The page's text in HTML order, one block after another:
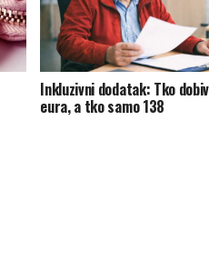
Inkluzivni dodatak: Tko
eura, a tko samo 138